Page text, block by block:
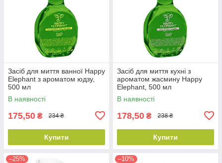
Засіб для миття ванної Happy
Elephant з ароматом юдзу,
500 мл
В наявності
175,50 ₴ 234 ₴
Купити
Засіб для миття кухні з
ароматом жасмину Happy
Elephant, 500 мл
В наявності
178,50 ₴ 238 ₴
Купити
–25% –10%